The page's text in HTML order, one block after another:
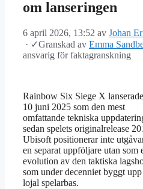
om lanseringen
6 april 2026, 13:52 av Johan
· ✓Granskad av Emma
ansvarig för faktagranskning
Rainbow Six Siege X
10 juni 2025 som den mest
omfattande tekniska
sedan spelets originalrelease
Ubisoft positionerar inte
en separat uppföljare utan som
evolution av den taktiska
som under decenniet byggt upp
lojal spelarbas.